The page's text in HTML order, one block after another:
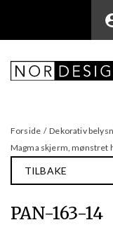
Forside / Dekorativ
Magma skjerm, mønstret
TILBAKE
PAN-163-14